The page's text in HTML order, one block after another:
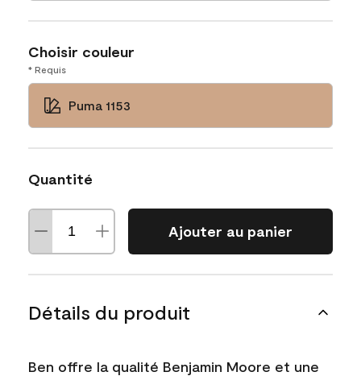
Choisir couleur
* Requis
Puma 1153
Quantité
Ajouter au panier
Détails du produit
Ben offre la qualité Benjamin Moore et une